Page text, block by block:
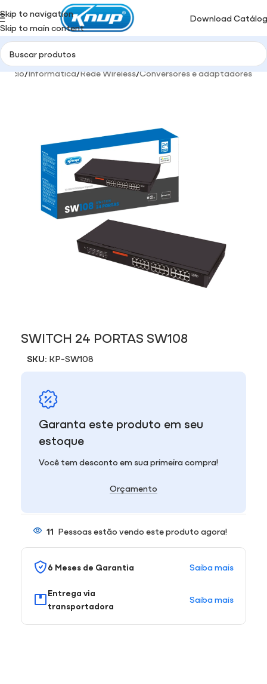
Skip to navigation
Skip to main content
Download
Início/Informática/Rede Wireless/Conversores e adaptadores
SWITCH 24 PORTAS SW108
SKU: KP-SW108
Garanta este produto em seu
estoque
Você tem desconto em sua primeira compra!
Orçamento
11 Pessoas estão vendo este produto agora!
6 Meses de Garantia Saiba mais
Entrega via
transportadora
Saiba mais